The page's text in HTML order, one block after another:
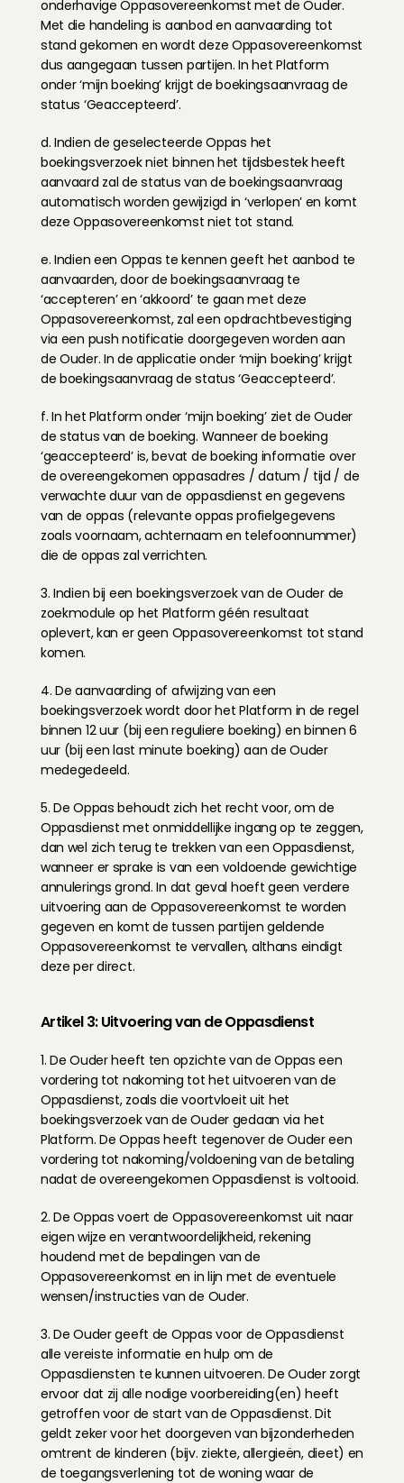
onderhavige Oppasovereenkomst met de Ouder.
Met die handeling is aanbod en aanvaarding tot
stand gekomen en wordt deze Oppasovereenkomst
dus aangegaan tussen partijen. In het Platform
onder ‘mijn boeking’ krijgt de boekingsaanvraag de
status ‘Geaccepteerd’.
d. Indien de geselecteerde Oppas het
boekingsverzoek niet binnen het tijdsbestek heeft
aanvaard zal de status van de boekingsaanvraag
automatisch worden gewijzigd in ‘verlopen’ en komt
deze Oppasovereenkomst niet tot stand.
e. Indien een Oppas te kennen geeft het aanbod te
aanvaarden, door de boekingsaanvraag te
‘accepteren’ en ‘akkoord’ te gaan met deze
Oppasovereenkomst, zal een opdrachtbevestiging
via een push notificatie doorgegeven worden aan
de Ouder. In de applicatie onder ‘mijn boeking’ krijgt
de boekingsaanvraag de status ‘Geaccepteerd’.
f. In het Platform onder ‘mijn boeking’ ziet de Ouder
de status van de boeking. Wanneer de boeking
‘geaccepteerd’ is, bevat de boeking informatie over
de overeengekomen oppasadres / datum / tijd / de
verwachte duur van de oppasdienst en gegevens
van de oppas (relevante oppas profielgegevens
zoals voornaam, achternaam en telefoonnummer)
die de oppas zal verrichten.
3. Indien bij een boekingsverzoek van de Ouder de
zoekmodule op het Platform géén resultaat
oplevert, kan er geen Oppasovereenkomst tot stand
komen.
4. De aanvaarding of afwijzing van een
boekingsverzoek wordt door het Platform in de regel
binnen 12 uur (bij een reguliere boeking) en binnen 6
uur (bij een last minute boeking) aan de Ouder
medegedeeld.
5. De Oppas behoudt zich het recht voor, om de
Oppasdienst met onmiddellijke ingang op te zeggen,
dan wel zich terug te trekken van een Oppasdienst,
wanneer er sprake is van een voldoende gewichtige
annulerings grond. In dat geval hoeft geen verdere
uitvoering aan de Oppasovereenkomst te worden
gegeven en komt de tussen partijen geldende
Oppasovereenkomst te vervallen, althans eindigt
deze per direct.
Artikel 3: Uitvoering van de Oppasdienst
1. De Ouder heeft ten opzichte van de Oppas een
vordering tot nakoming tot het uitvoeren van de
Oppasdienst, zoals die voortvloeit uit het
boekingsverzoek van de Ouder gedaan via het
Platform. De Oppas heeft tegenover de Ouder een
vordering tot nakoming/voldoening van de betaling
nadat de overeengekomen Oppasdienst is voltooid.
2. De Oppas voert de Oppasovereenkomst uit naar
eigen wijze en verantwoordelijkheid, rekening
houdend met de bepalingen van de
Oppasovereenkomst en in lijn met de eventuele
wensen/instructies van de Ouder.
3. De Ouder geeft de Oppas voor de Oppasdienst
alle vereiste informatie en hulp om de
Oppasdiensten te kunnen uitvoeren. De Ouder zorgt
ervoor dat zij alle nodige voorbereiding(en) heeft
getroffen voor de start van de Oppasdienst. Dit
geldt zeker voor het doorgeven van bijzonderheden
omtrent de kinderen (bijv. ziekte, allergieën, dieet) en
de toegangsverlening tot de woning waar de